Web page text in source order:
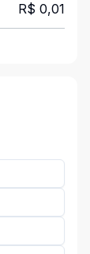
R$ 0,01